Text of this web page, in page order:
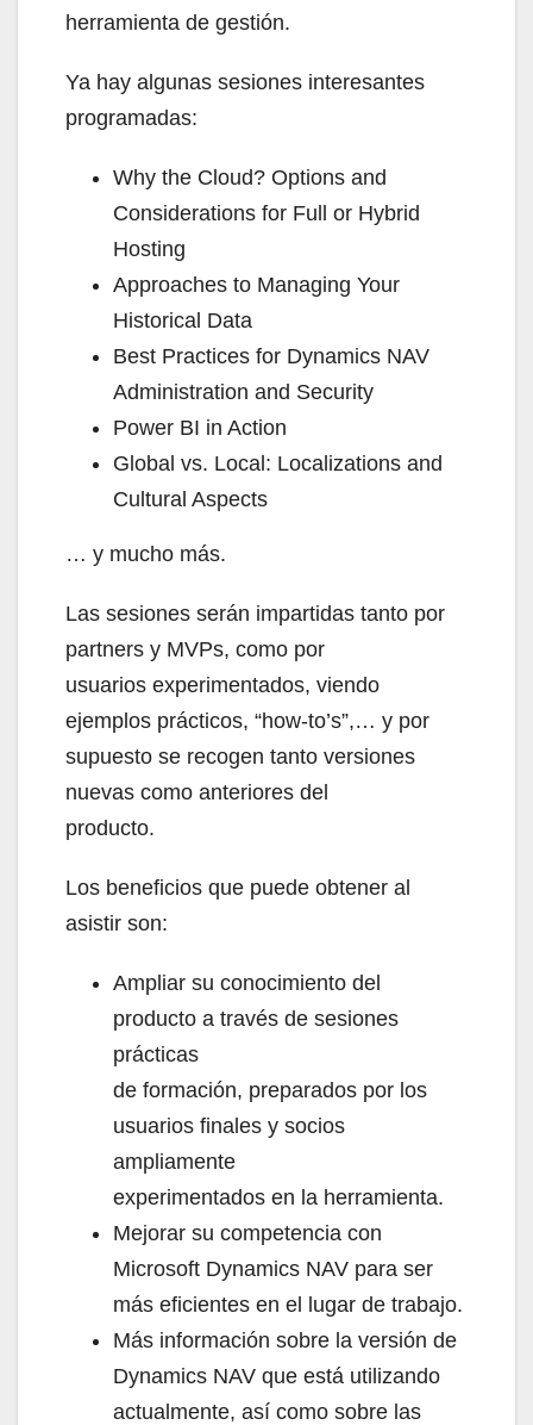
herramienta de gestión.
Ya hay algunas sesiones interesantes
programadas:
Why the Cloud? Options and
Considerations for Full or Hybrid
Hosting
Approaches to Managing Your
Historical Data
Best Practices for Dynamics NAV
Administration and Security
Power BI in Action
Global vs. Local: Localizations and
Cultural Aspects
… y mucho más.
Las sesiones serán impartidas tanto por
partners y MVPs, como por
usuarios experimentados, viendo
ejemplos prácticos, “how-to’s”,… y por
supuesto se recogen tanto versiones
nuevas como anteriores del
producto.
Los beneficios que puede obtener al
asistir son:
Ampliar su conocimiento del
producto a través de sesiones
prácticas
de formación, preparados por los
usuarios finales y socios
ampliamente
experimentados en la herramienta.
Mejorar su competencia con
Microsoft Dynamics NAV para ser
más eficientes en el lugar de trabajo.
Más información sobre la versión de
Dynamics NAV que está utilizando
actualmente, así como sobre las